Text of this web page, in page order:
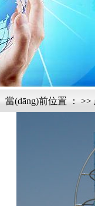
當(dāng)前位置 ： >>